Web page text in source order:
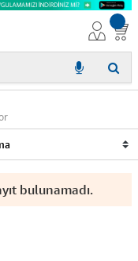
bulunamadı.